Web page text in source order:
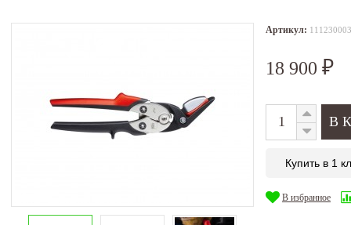
Артикул: 111230003
18 900 ₽
Купить в 1
В избранное